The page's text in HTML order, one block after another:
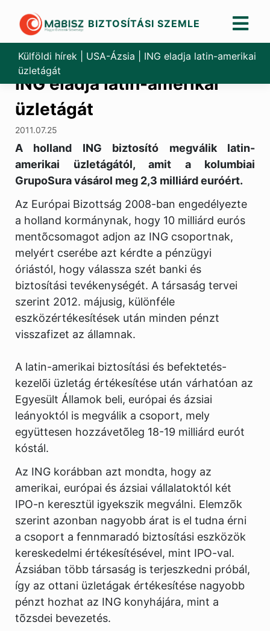
content
BIZTOSÍTÁSI SZEMLE
Külföldi hírek USA-Ázsia
ING eladja latin-amerikai
üzletágát
ING eladja latin-amerikai
üzletágát
2011.07.25
A holland ING biztosító megválik latin-
amerikai üzletágától, amit a kolumbiai
GrupoSura vásárol meg 2,3 milliárd euróért.
Az Európai Bizottság 2008-ban engedélyezte
a holland kormánynak, hogy 10 milliárd eurós
mentõcsomagot adjon az ING csoportnak,
melyért cserébe azt kérdte a pénzügyi
óriástól, hogy válassza szét banki és
biztosítási tevékenységét. A társaság tervei
szerint 2012. májusig, különféle
eszközértékesítések után minden pénzt
visszafizet az államnak.
A latin-amerikai biztosítási és befektetés-
kezelõi üzletág értékesítése után várhatóan az
Egyesült Államok beli, európai és ázsiai
leányoktól is megválik a csoport, mely
együttesen hozzávetõleg 18-19 milliárd eurót
kóstál.
Az ING korábban azt mondta, hogy az
amerikai, európai és ázsiai vállalatoktól két
IPO-n keresztül igyekszik megválni. Elemzõk
szerint azonban nagyobb árat is el tudna érni
a csoport a fennmaradó biztosítási eszközök
kereskedelmi értékesítésével, mint IPO-val.
Ázsiában több társaság is terjeszkedni próbál,
így az ottani üzletágak értékesítése nagyobb
pénzt hozhat az ING konyhájára, mint a
tõzsdei bevezetés.